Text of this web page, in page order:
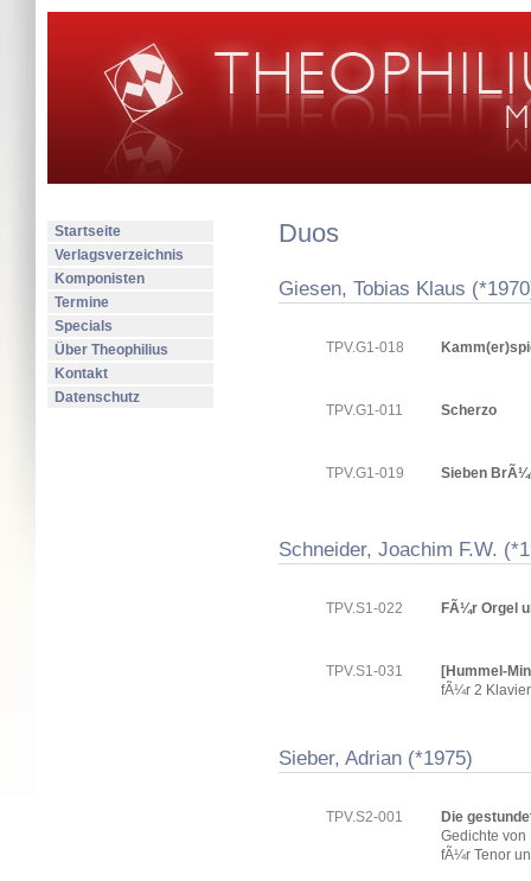
Startseite
Verlagsverzeichnis
Komponisten
Termine
Specials
Über Theophilius
Kontakt
Datenschutz
Duos
Giesen, Tobias Klaus
TPV.G1-018
TPV.G1-011 Scherzo
TPV.G1-019 Sieben
Schneider, Joachim F.W.
TPV.S1-022 FÃ¼r Orgel
TPV.S1-031
[Hummel-
fÃ¼r 2
Sieber, Adrian (*1975)
TPV.S2-001
Die
Gedichte von
fÃ¼r Tenor